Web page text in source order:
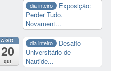
dia inteiro
Exposição:
Perder Tudo.
Novament...
AGO
20
qui
dia inteiro
Desafio
Universitário de
Nautide...